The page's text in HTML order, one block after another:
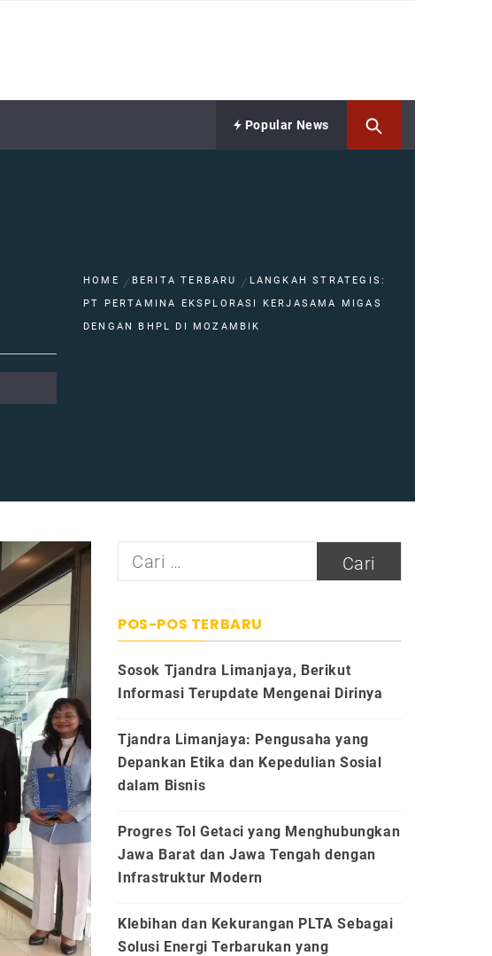
Popular News
HOME BERITA TERBARU
LANGKAH STRATEGIS:
PT PERTAMINA EKSPLORASI KERJASAMA MIGAS
DENGAN BHPL DI MOZAMBIK
Cari
POS-POS TERBARU
Sosok Tjandra Limanjaya, Berikut
Informasi Terupdate Mengenai Dirinya
Tjandra Limanjaya: Pengusaha yang
Depankan Etika dan Kepedulian Sosial
dalam Bisnis
Progres Tol Getaci yang Menghubungkan
Jawa Barat dan Jawa Tengah dengan
Infrastruktur Modern
Klebihan dan Kekurangan PLTA Sebagai
Solusi Energi Terbarukan yang